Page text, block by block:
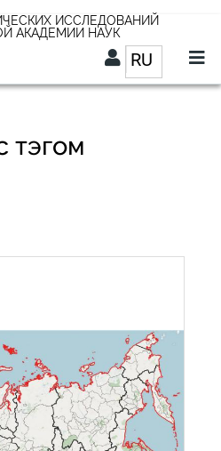
ИССЛЕДОВАНИЙ
АКАДЕМИИ НАУК
RUСписок
тэгом